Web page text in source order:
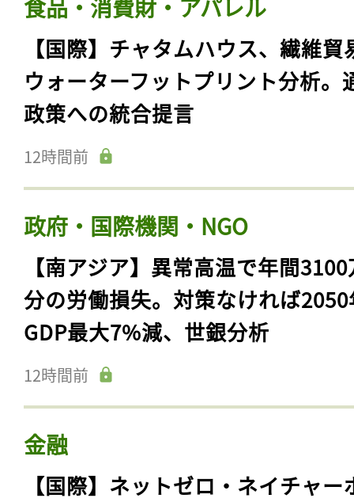
食品・消費財・アパレル
【国際】チャタムハウス、繊維貿
ウォーターフットプリント分析。
政策への統合提言
12時間前
政府・国際機関・NGO
【南アジア】異常高温で年間
分の労働損失。対策なければ
GDP最大7%減、世銀分析
12時間前
金融
【国際】ネットゼロ・ネイチャー